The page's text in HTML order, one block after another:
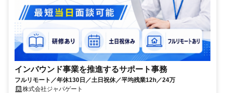
インバウンド事業を推進するサポート事務
フルリモート／年休130日／土日祝休／平均残業12h／24万
株式会社ジャパゲート